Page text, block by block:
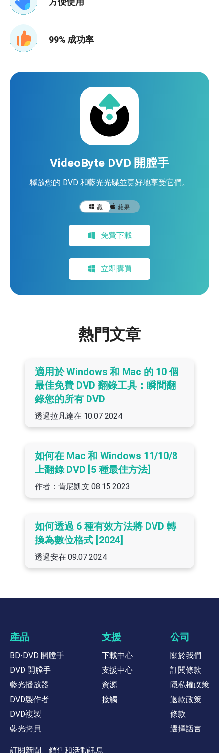
99% 成功率
VideoByte DVD 開膛手
釋放您的 DVD 和藍光光碟並更好地享受它們。
贏 蘋果
免費下載
立即購買
熱門文章
適用於 Windows 和 Mac 的 10 個
最佳免費 DVD 翻錄工具：瞬間翻
錄您的所有 DVD
透過拉凡達在 10.07 2024
如何在 Mac 和 Windows 11/10/8
上翻錄 DVD [5 種最佳方法]
作者：肯尼凱文 08.15 2023
如何透過 6 種有效方法將 DVD 轉
換為數位格式 [2024]
透過安在 09.07 2024
產品
BD-DVD 開膛手
DVD 開膛手
藍光播放器
DVD製作者
DVD複製
藍光拷貝
支援
下載中心
支援中心
資源
接觸
公司
關於我們
訂閱條款
隱私權政策
退款政策
條款
選擇語言
訂閱新聞、銷售和活動訊息